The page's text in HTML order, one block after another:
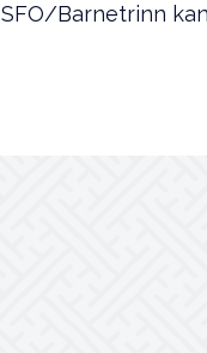
SFO/Barnetrinn